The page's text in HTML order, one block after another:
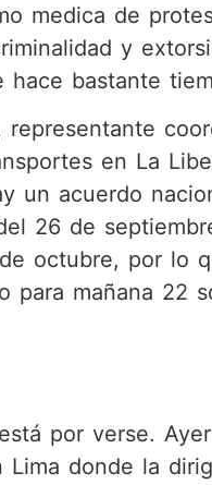
medica de
y
hace bastante
representante
en La
un acuerdo
26 de
octubre, por lo
para mañana 22
por verse.
Lima donde la